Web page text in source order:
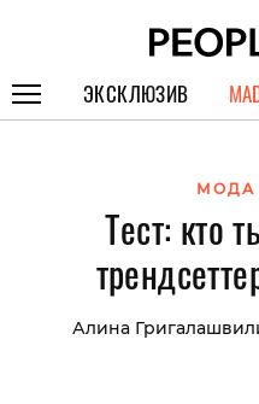
ЭКСКЛЮЗИВ
СПЕЦПРОЕКТЫ
ИНТЕРВЬЮ
ПОКОЛЕНИЕ
МОДА
Тест: кто
Алина